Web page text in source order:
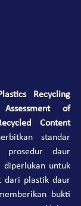
Recycling
of
Content
standar
prosedur daur
diperlukan untuk
dari plastik daur
bukti